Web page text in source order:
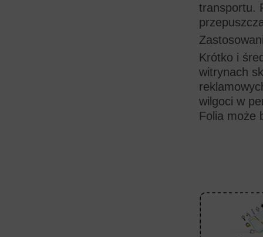
transportu.
Krótko i
witrynach
wilgoci w
Folia może